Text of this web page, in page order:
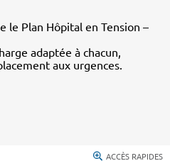
le Plan Hôpital en Tension –
adaptée à chacun,
aux urgences.
ACCÈS RAPIDES